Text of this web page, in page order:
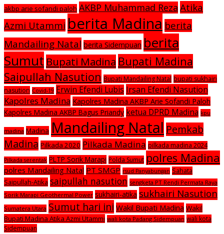
akbp arie sofandi paloh AKBP Muhammad Reza Atika
Azmi Utammi berita Madina berita
Mandailing Natal berita Sidempuan berita
Sumut Bupati Madina Bupati Madina
Saipullah Nasution Bupati Mandailing Natal bupati sukhairi
nasution Covid-19 Erwin Efendi Lubis Irsan Efendi Nasution
Kapolres Madina Kapolres Madina AKBP Arie Sofandi Paloh
Kapolres Madina AKBP Bagus Priandy ketua DPRD Madina kpu
madina Madina Mandailing Natal Pemkab
Madina Pilkada 2020 Pilkada Madina pilkada madina 2024
Pilkada serentak PLTP Sorik Marapi Polda Sumut polres Madina
polres Mandailing Natal PT SMGP rsud Panyabungan Sahata
Saipullah-Atika saipullah nasution sengketa PT Rendi Permata Raya
Sorik Marapi Geothermal Power sukhairi-atika sukhairi Nasution
Sumatera Utara Sumut hari ini Wakil Bupati Madina Wakil
Bupati Madina Atika Azmi Utammi wali kota Padang Sidempuan wali kota
Sidempuan